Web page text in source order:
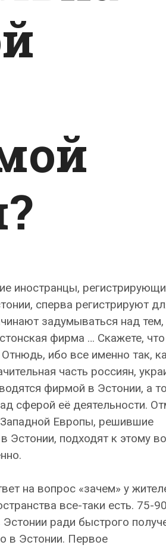
иностранцы,
сперва регистрируют
задумываться над
фирма … Скажете,
ибо все именно так,
часть россиян,
фирмой в Эстонии, а
сферой её деятельности.
Европы, решившие
Эстонии, подходят к этому
на вопрос «зачем» у
все-таки есть. 75-
ради быстрого
в Эстонии. Первое